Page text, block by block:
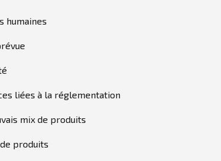
humaines
liées à la réglementation
mix de produits
produits